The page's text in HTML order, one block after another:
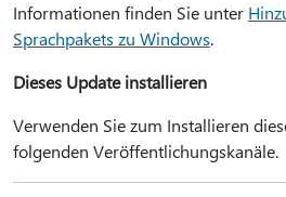
Informationen finden Sie unter
Sprachpakets zu Windows.
Dieses Update installieren
Verwenden Sie zum Installieren
folgenden Veröffentlichungskanäle.